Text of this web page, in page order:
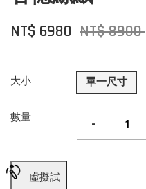
NT$ 6980 NT$ 8900
大小 單一尺寸
數量 -
虛擬試